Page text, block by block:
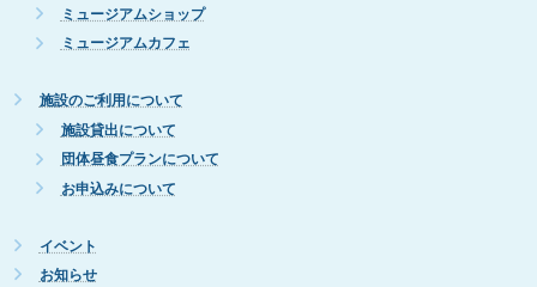
ミュージアムショップ
ミュージアムカフェ
施設のご利用について
施設貸出について
団体昼食プランについて
お申込みについて
イベント
お知らせ